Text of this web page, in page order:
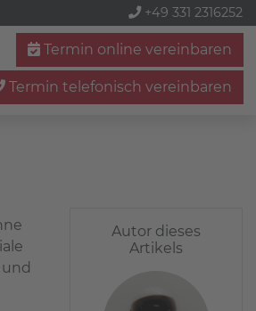
+49 331 2316252
Termin online vereinbaren
Termin telefonisch vereinbaren
Autor dieses
Artikels